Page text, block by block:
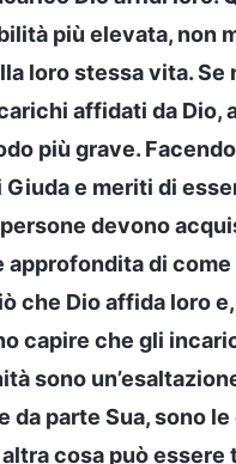
più elevata, non
loro stessa vita. Se
affidati da Dio,
più grave.
e meriti di
devono
approfondita di come
che Dio affida loro
capire che gli
sono
da parte Sua, sono
cosa può essere